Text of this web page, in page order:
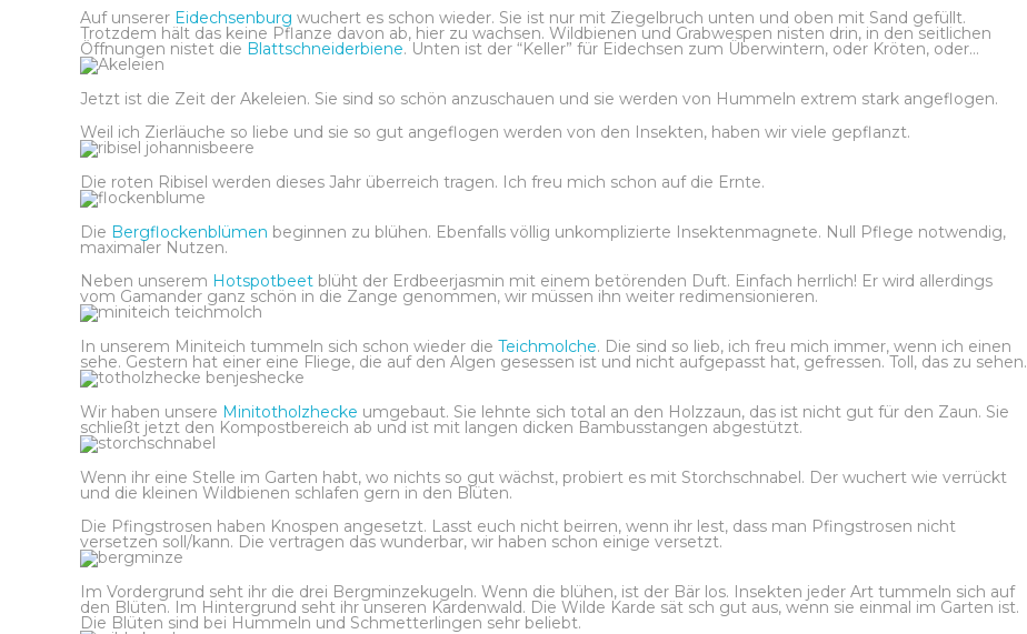
Auf unserer Eidechsenburg wuchert es schon wieder. Sie ist nur mit Ziegelbruch unten und oben mit Sand gefüllt.
Trotzdem hält das keine Pflanze davon ab, hier zu wachsen. Wildbienen und Grabwespen nisten drin, in den seitlichen
Öffnungen nistet die Blattschneiderbiene. Unten ist der “Keller” für Eidechsen zum Überwintern, oder Kröten, oder…
Jetzt ist die Zeit der Akeleien. Sie sind so schön anzuschauen und sie werden von Hummeln extrem stark angeflogen.
Weil ich Zierläuche so liebe und sie so gut angeflogen werden von den Insekten, haben wir viele gepflanzt.
Die roten Ribisel werden dieses Jahr überreich tragen. Ich freu mich schon auf die Ernte.
Die Bergflockenblümen beginnen zu blühen. Ebenfalls völlig unkomplizierte Insektenmagnete. Null Pflege notwendig,
maximaler Nutzen.
Neben unserem Hotspotbeet blüht der Erdbeerjasmin mit einem betörenden Duft. Einfach herrlich! Er wird allerdings
vom Gamander ganz schön in die Zange genommen, wir müssen ihn weiter redimensionieren.
In unserem Miniteich tummeln sich schon wieder die Teichmolche. Die sind so lieb, ich freu mich immer, wenn ich einen
sehe. Gestern hat einer eine Fliege, die auf den Algen gesessen ist und nicht aufgepasst hat, gefressen. Toll, das zu sehen.
Wir haben unsere Minitotholzhecke umgebaut. Sie lehnte sich total an den Holzzaun, das ist nicht gut für den Zaun. Sie
schließt jetzt den Kompostbereich ab und ist mit langen dicken Bambusstangen abgestützt.
Wenn ihr eine Stelle im Garten habt, wo nichts so gut wächst, probiert es mit Storchschnabel. Der wuchert wie verrückt
und die kleinen Wildbienen schlafen gern in den Blüten.
Die Pfingstrosen haben Knospen angesetzt. Lasst euch nicht beirren, wenn ihr lest, dass man Pfingstrosen nicht
versetzen soll/kann. Die vertragen das wunderbar, wir haben schon einige versetzt.
Im Vordergrund seht ihr die drei Bergminzekugeln. Wenn die blühen, ist der Bär los. Insekten jeder Art tummeln sich auf
den Blüten. Im Hintergrund seht ihr unseren Kardenwald. Die Wilde Karde sät sch gut aus, wenn sie einmal im Garten ist.
Die Blüten sind bei Hummeln und Schmetterlingen sehr beliebt.